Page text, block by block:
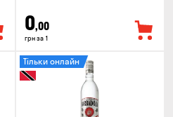
0,00
грн за 1
Тільки онлайн